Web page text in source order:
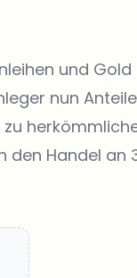
und Gold
nun
den Handel an